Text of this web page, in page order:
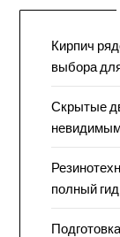
Кирпич
выбора
Скрытые
полный